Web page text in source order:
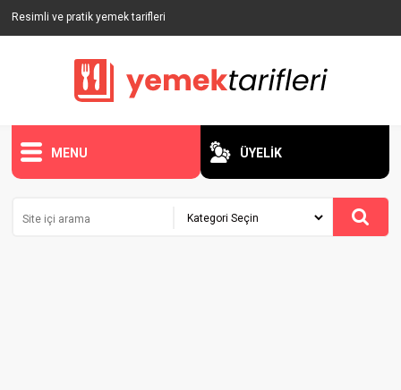
Resimli ve pratik yemek tarifleri
MENU ÜYELİK